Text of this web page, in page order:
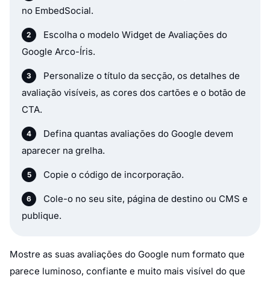
no EmbedSocial.
Escolha o modelo Widget de Avaliações do
Google Arco-Íris.
Personalize o título da secção, os detalhes de
avaliação visíveis, as cores dos cartões e o botão de
CTA.
Defina quantas avaliações do Google devem
aparecer na grelha.
Copie o código de incorporação.
Cole-o no seu site, página de destino ou CMS e
publique.
Mostre as suas avaliações do Google num formato que
parece luminoso, confiante e muito mais visível do que